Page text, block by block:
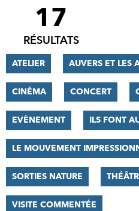
FILTRER
RÉSULTATS
17
RÉSULTATS
ATELIER AUVERS ET LES
CINÉMA CONCERT
EVÈNEMENT ILS FONT
LE MOUVEMENT
SORTIES NATURE
VISITE COMMENTÉE